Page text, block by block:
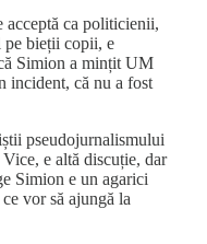
acceptă ca politicienii,
pe bieții copii, e
Simion a mințit UM
incident, că nu a fost
pseudojurnalismului
e altă discuție, dar
Simion e un agarici
vor să ajungă la